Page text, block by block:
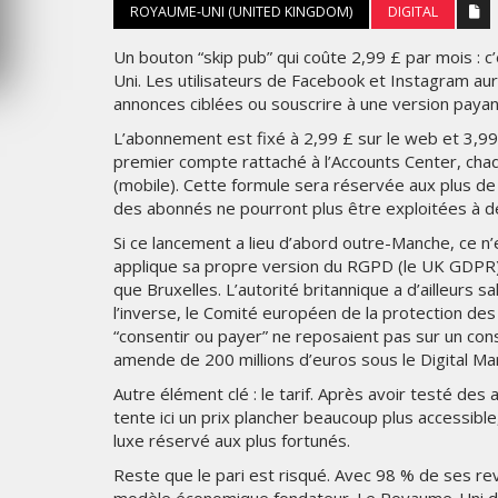
ROYAUME-UNI (UNITED KINGDOM) DIGITAL
Un bouton “skip pub” qui coûte 2,99 £ par mois :
Uni. Les utilisateurs de Facebook et Instagram
annonces ciblées ou souscrire à une version
L’abonnement est fixé à 2,99 £ sur le web et
premier compte rattaché à l’Accounts Center,
(mobile). Cette formule sera réservée aux plus
des abonnés ne pourront plus être exploitées à
Si ce lancement a lieu d’abord outre-Manche, ce
applique sa propre version du RGPD (le UK
que Bruxelles. L’autorité britannique a d’ailleurs
l’inverse, le Comité européen de la protection
“consentir ou payer” ne reposaient pas sur un
amende de 200 millions d’euros sous le Digital
Autre élément clé : le tarif. Après avoir testé
tente ici un prix plancher beaucoup plus
luxe réservé aux plus fortunés.
Reste que le pari est risqué. Avec 98 % de ses
JEUDI 6 AOÛT 2026